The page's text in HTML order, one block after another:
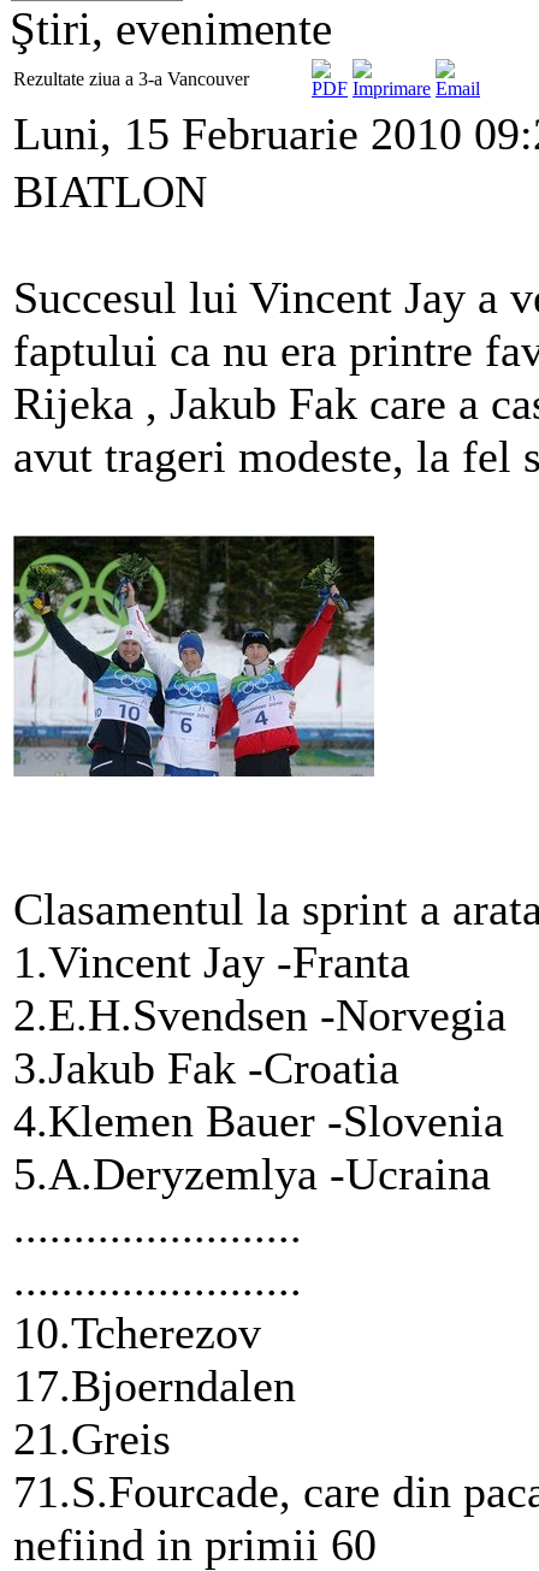
Ştiri, evenimente
Rezultate ziua a 3-a Vancouver
Luni, 15 Februarie 2010
BIATLON
Succesul lui Vincent Jay a
faptului ca nu era printre
Rijeka , Jakub Fak care a
avut trageri modeste, la fel
Clasamentul la sprint a
1.Vincent Jay -Franta
2.E.H.Svendsen -Norvegia
3.Jakub Fak -Croatia
4.Klemen Bauer -Slovenia
5.A.Deryzemlya -Ucraina
........................
........................
10.Tcherezov
17.Bjoerndalen
21.Greis
71.S.Fourcade, care din
nefiind in primii 60